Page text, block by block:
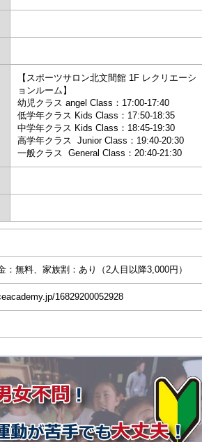
【スポーツサロン北文間館 1F レクリエーシ
ョンルーム】
幼児クラス angel Class：17:00-17:40
低学年クラス Kids Class：17:50-18:35
中学年クラス Kids Class：18:45-19:30
高学年クラス Junior Class：19:40-20:30
一般クラス General Class：20:40-21:30
：無料、家族割：あり（2人目以降3,000円）
16829200052928